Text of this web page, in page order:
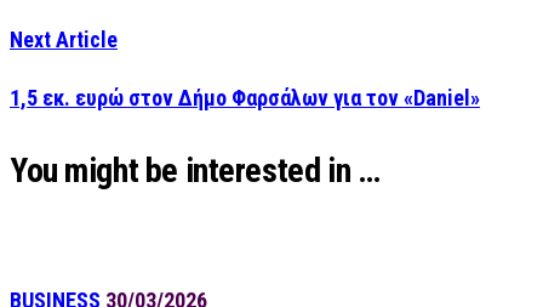
Next Article
1,5 εκ. ευρώ στον Δήμο Φαρσάλων για τον «Daniel»
You might be interested in …
BUSINESS 30/03/2026